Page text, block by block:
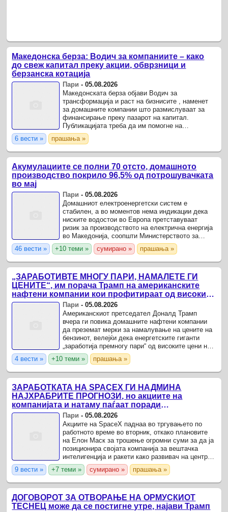
Македонска берза: Водич за компаниите – како
до свеж капитал преку акции, обврзници и
берзанска котација
Пари -05.08.2026
Македонската берза објави Водич за
трансформација и раст на бизнисите , наменет
за домашните компании што размислуваат за
финансирање преку пазарот на капитал.
Публикацијата треба да им помогне на
претпријатијата полесно да ги разберат чекорите
за трансформација во акционерско ...
6 вести » прашања »
Акумулациите се полни 70 отсто, домашното
производство покрило 96,5% од потрошувачката
во мај
Пари -05.08.2026
Домашниот електроенергетски систем е
стабилен, а во моментов нема индикации дека
ниските водостои во Европа претставуваат
ризик за производството на електрична енергија
во Македонија, соопшти Министерството за
енергетика, рударство и минерални суровини.
46 вести » +10 теми » сумирано » прашања »
„ЗАРАБОТИВТЕ МНОГУ ПАРИ, НАМАЛЕТЕ ГИ
ЦЕНИТЕ“, им порача Трамп на американските
нафтени компании кои профитираат од високите
цени на нафтата
Пари -05.08.2026
Американскиот претседател Доналд Трамп
вчера ги повика домашните нафтени компании
да преземат мерки за намалување на цените на
бензинот, велејќи дека енергетските гиганти
„заработија премногу пари“ од високите цени на
нафтата поради војната во Иран.
4 вести » +10 теми » прашања »
ЗАРАБОТКАТА НА SPACEX ГИ НАДМИНА
НАЈХРАБРИТЕ ПРОГНОЗИ, но акциите на
компанијата и натаму паѓаат поради
амбициозното трошење на Маск
Пари -05.08.2026
Акциите на SpaceX паднаа во тргувањето по
работното време во вторник, откако плановите
на Елон Маск за трошење огромни суми за да ја
позиционира својата компанија за вештачка
интелигенција и ракети како развивач на центри
за податоци ги исплашија инвеститорите.
9 вести » +7 теми » сумирано » прашања »
ДОГОВОРОТ ЗА ОТВОРАЊЕ НА ОРМУСКИОТ
ТЕСНЕЦ може да се постигне утре, најави Трамп